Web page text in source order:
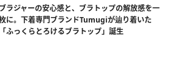
ブラジャーの安心感と、ブラトップの解放感を一
に。下着専門ブランドTumugiが辿り着いた
「ふっくらとろけるブラトップ」誕生